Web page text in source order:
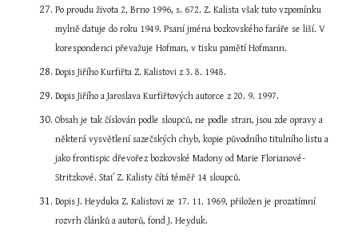
Po proudu života 2, Brno 1996, s. 672. Z. Kalista však tuto vzpomínku
mylně datuje do roku 1949. Psaní jména bozkovského faráře se liší. V
korespondenci převažuje Hofman, v tisku pamětí Hofmann.
Dopis Jiřího Kurfiřta Z. Kalistovi z 3. 8. 1948.
Dopis Jiřího a Jaroslava Kurfiřtových autorce z 20. 9. 1997.
Obsah je tak číslován podle sloupců, ne podle stran, jsou zde opravy a
některá vysvětlení sazečských chyb, kopie původního titulního listu a
jako frontispic dřevořez bozkovské Madony od Marie Florianové-
Stritzkové. Stať Z. Kalisty čítá téměř 14 sloupců.
Dopis J. Heyduka Z. Kalistovi ze 17. 11. 1969, přiložen je prozatímní
rozvrh článků a autorů, fond J. Heyduk.